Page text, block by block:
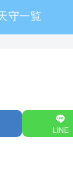
守一覧
LINE